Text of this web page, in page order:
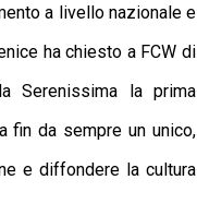
a livello nazionale e
ha chiesto a FCW di
Serenissima la prima
fin da sempre un unico,
e diffondere la cultura